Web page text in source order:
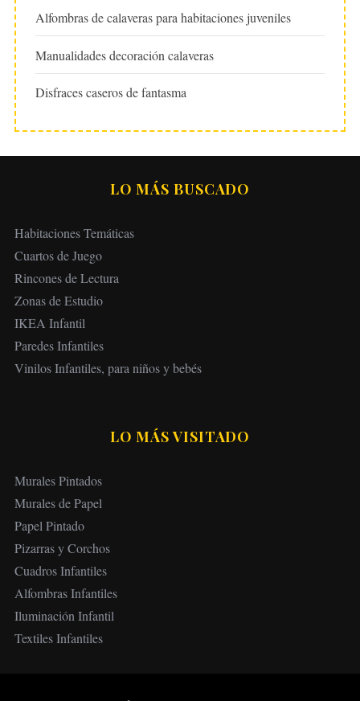
Alfombras de calaveras para habitaciones juveniles
Manualidades decoración calaveras
Disfraces caseros de fantasma
LO MÁS BUSCADO
Habitaciones Temáticas
Cuartos de Juego
Rincones de Lectura
Zonas de Estudio
IKEA Infantil
Paredes Infantiles
Vinilos Infantiles, para niños y bebés
LO MÁS VISITADO
Murales Pintados
Murales de Papel
Papel Pintado
Pizarras y Corchos
Cuadros Infantiles
Alfombras Infantiles
Iluminación Infantil
Textiles Infantiles